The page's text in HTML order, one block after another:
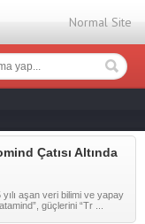
Normal Site
Çatısı Altında
aşan veri bilimi ve yapay
güçlerini “Tr ...